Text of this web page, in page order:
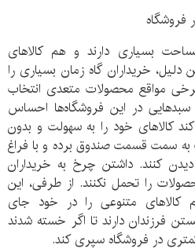
فروشگاه
بسیاری دارند و هم کالاهای
خریداران گاه زمان بسیاری را
مواقع محصولات متعدی انتخاب
در این فروشگاه‌ها احساس
کالاهای خود را به سهولت و بدون
سمت قسمت صندوق برده و با فراغ
دیدن کنند. داشتن چرخ به خریداران
را تحمل نکنند. از طرفی، این
کالاهای متنوعی را در خود جای
فرزندان دارند تا اگر خسته شدند
در فروشگاه سپری کند.